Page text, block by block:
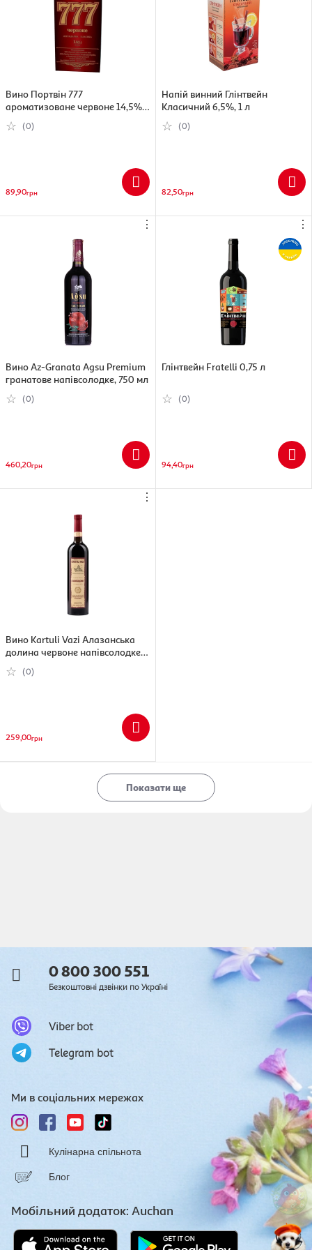
Вино Портвін 777
ароматизоване червоне 14,5%,
1 л
(0)
89,90грн
Напій винний Глінтвейн
Класичний 6,5%, 1 л
(0)
82,50грн
⋮
Вино Az-Granata Agsu Premium
гранатове напівсолодке, 750 мл
(0)
460,20грн
⋮
Глінтвейн Fratelli 0,75 л
(0)
94,40грн
⋮
Вино Kartuli Vazi Алазанська
долина червоне напівсолодке
11%, 750 мл
(0)
259,00грн
Показати ще
0 800 300 551
Безкоштовні дзвінки по Україні
Viber bot
Telegram bot
Ми в соціальних мережах
Кулінарна спільнота
Блог
Мобільний додаток: Auchan